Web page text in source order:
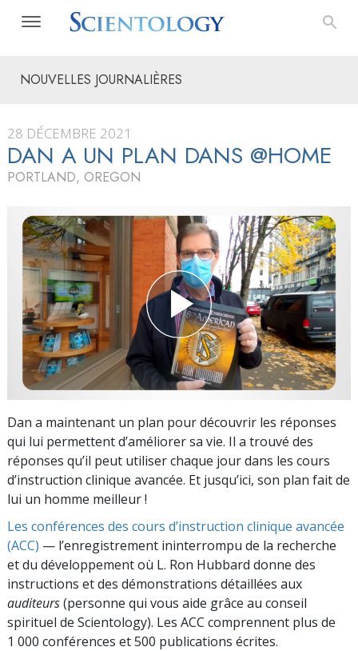
NOUVELLES JOURNALIÈRES
28 DÉCEMBRE 2021
DAN A UN PLAN DANS @HOME
PORTLAND, OREGON
Dan a maintenant un plan pour découvrir les réponses
qui lui permettent d’améliorer sa vie. Il a trouvé des
réponses qu’il peut utiliser chaque jour dans les cours
d’instruction clinique avancée. Et jusqu’ici, son plan fait de
lui un homme meilleur !
Les conférences des cours d’instruction clinique avancée
(ACC) — l’enregistrement ininterrompu de la recherche
et du développement où L. Ron Hubbard donne des
instructions et des démonstrations détaillées aux
auditeurs(personne qui vous aide grâce au conseil
spirituel de Scientology). Les ACC comprennent plus de
1 000 conférences et 500 publications écrites.